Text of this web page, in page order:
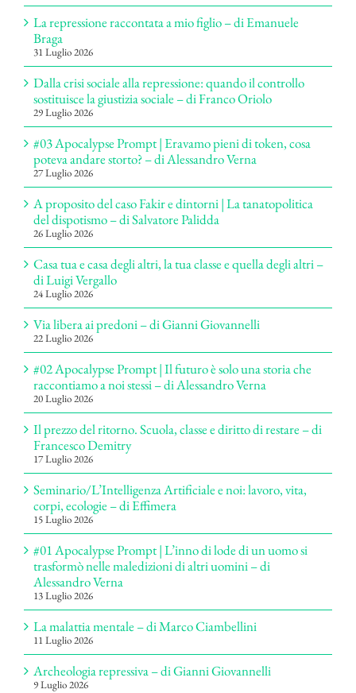
La repressione raccontata a mio figlio – di Emanuele
Braga
31 Luglio 2026
Dalla crisi sociale alla repressione: quando il controllo
sostituisce la giustizia sociale – di Franco Oriolo
29 Luglio 2026
#03 Apocalypse Prompt | Eravamo pieni di token, cosa
poteva andare storto? – di Alessandro Verna
27 Luglio 2026
A proposito del caso Fakir e dintorni | La tanatopolitica
del dispotismo – di Salvatore Palidda
26 Luglio 2026
Casa tua e casa degli altri, la tua classe e quella degli altri –
di Luigi Vergallo
24 Luglio 2026
Via libera ai predoni – di Gianni Giovannelli
22 Luglio 2026
#02 Apocalypse Prompt | Il futuro è solo una storia che
raccontiamo a noi stessi – di Alessandro Verna
20 Luglio 2026
Il prezzo del ritorno. Scuola, classe e diritto di restare – di
Francesco Demitry
17 Luglio 2026
Seminario/L’Intelligenza Artificiale e noi: lavoro, vita,
corpi, ecologie – di Effimera
15 Luglio 2026
#01 Apocalypse Prompt | L’inno di lode di un uomo si
trasformò nelle maledizioni di altri uomini – di
Alessandro Verna
13 Luglio 2026
La malattia mentale – di Marco Ciambellini
11 Luglio 2026
Archeologia repressiva – di Gianni Giovannelli
9 Luglio 2026